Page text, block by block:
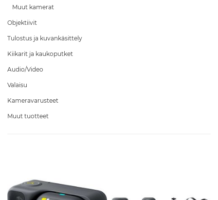
Muut kamerat
Objektiivit
Tulostus ja kuvankäsittely
Kiikarit ja kaukoputket
Audio/Video
Valaisu
Kameravarusteet
Muut tuotteet